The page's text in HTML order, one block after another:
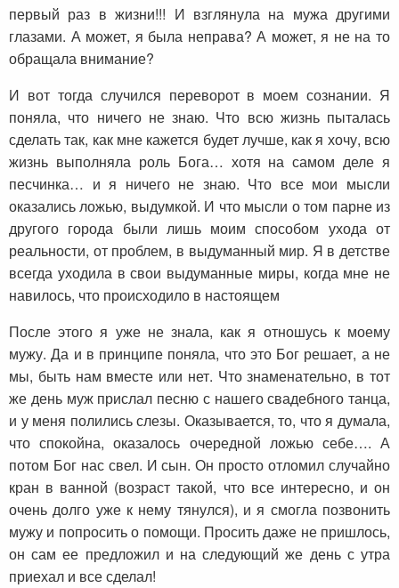
первый раз в жизни!!! И взглянула на мужа другими
глазами. А может, я была неправа? А может, я не на то
обращала внимание?
И вот тогда случился переворот в моем сознании. Я
поняла, что ничего не знаю. Что всю жизнь пыталась
сделать так, как мне кажется будет лучше, как я хочу, всю
жизнь выполняла роль Бога… хотя на самом деле я
песчинка… и я ничего не знаю. Что все мои мысли
оказались ложью, выдумкой. И что мысли о том парне из
другого города были лишь моим способом ухода от
реальности, от проблем, в выдуманный мир. Я в детстве
всегда уходила в свои выдуманные миры, когда мне не
навилось, что происходило в настоящем
После этого я уже не знала, как я отношусь к моему
мужу. Да и в принципе поняла, что это Бог решает, а не
мы, быть нам вместе или нет. Что знаменательно, в тот
же день муж прислал песню с нашего свадебного танца,
и у меня полились слезы. Оказывается, то, что я думала,
что спокойна, оказалось очередной ложью себе…. А
потом Бог нас свел. И сын. Он просто отломил случайно
кран в ванной (возраст такой, что все интересно, и он
очень долго уже к нему тянулся), и я смогла позвонить
мужу и попросить о помощи. Просить даже не пришлось,
он сам ее предложил и на следующий же день с утра
приехал и все сделал!